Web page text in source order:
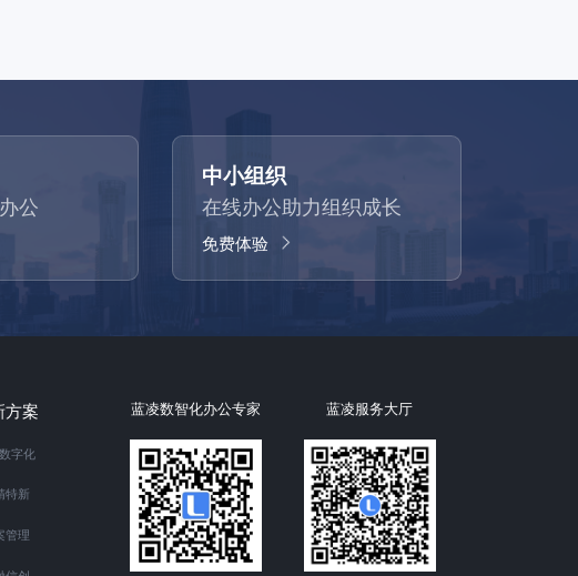
公
中小组织
在线办公助力组织成长
免费体验
方案
字化
特新
管理
蓝凌数智化办公专家 蓝凌服务大厅